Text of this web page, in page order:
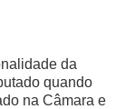
da
quando
na Câmara e